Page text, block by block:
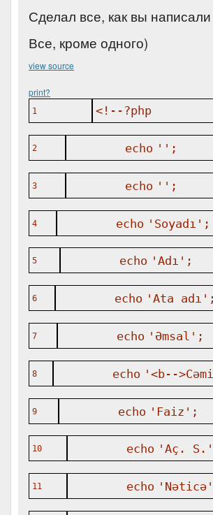
Сделал все, как вы
Все, кроме одного)
view source
print?
1 <!--?php
2 echo '' ;
3 echo '' ;
4 echo 'Soyadı' ;
5 echo 'Adı' ;
6 echo 'Ata adı' ;
7 echo 'Əmsal' ;
8 echo '<b--
9 echo 'Faiz' ;
10 echo 'Aç. S.'
11 echo 'Nəticə'